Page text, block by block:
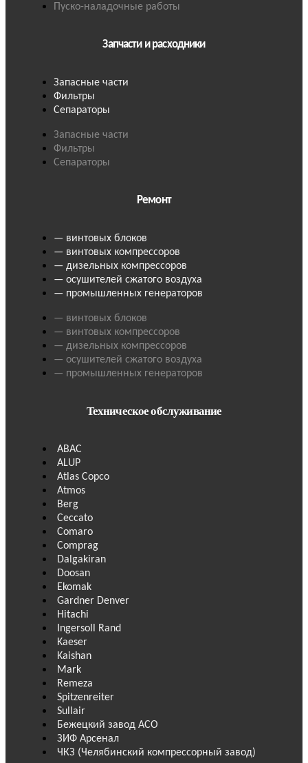
Пуско-наладочные работы
Запчасти и расходники
Запасные части
Фильтры
Сепараторы
Запасные части
Фильтры
Сепараторы
Ремонт
— винтовых блоков
— винтовых компрессоров
— дизельных компрессоров
— осушителей сжатого воздуха
— промышленных генераторов
— винтовых блоков
— винтовых компрессоров
— дизельных компрессоров
— осушителей сжатого воздуха
— промышленных генераторов
Техническое обслуживание
ABAC
ALUP
Atlas Copco
Atmos
Berg
Ceccato
Comaro
Comprag
Dalgakiran
Doosan
Ekomak
Gardner Denver
Hitachi
Ingersoll Rand
Kaeser
Kaishan
Mark
Remeza
Spitzenreiter
Sullair
Бежецкий завод АСО
ЗИФ Арсенал
ЧКЗ (Челябинский компрессорный завод)